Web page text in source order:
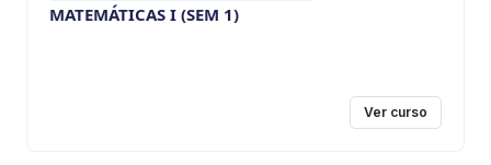
MATEMÁTICAS I (SEM 1)
Ver curso